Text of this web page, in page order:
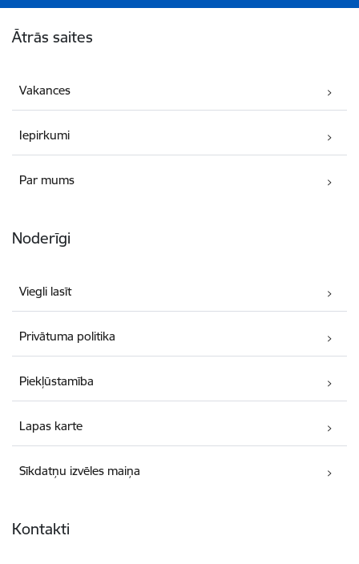
Ātrās saites
Vakances
Iepirkumi
Par mums
Noderīgi
Viegli lasīt
Privātuma politika
Piekļūstamība
Lapas karte
Sīkdatņu izvēles maiņa
Kontakti